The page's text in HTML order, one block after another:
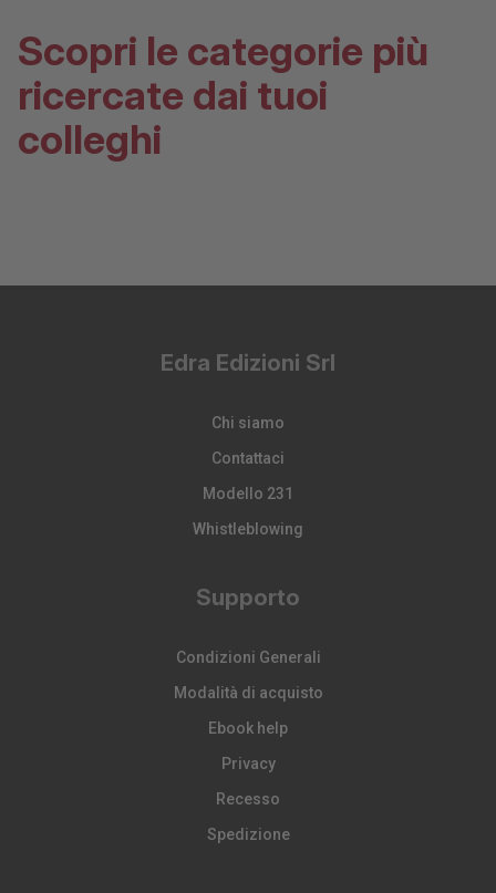
Scopri le categorie più
ricercate dai tuoi
colleghi
Edra Edizioni Srl
Chi siamo
Contattaci
Modello 231
Whistleblowing
Supporto
Condizioni Generali
Modalità di acquisto
Ebook help
Privacy
Recesso
Spedizione